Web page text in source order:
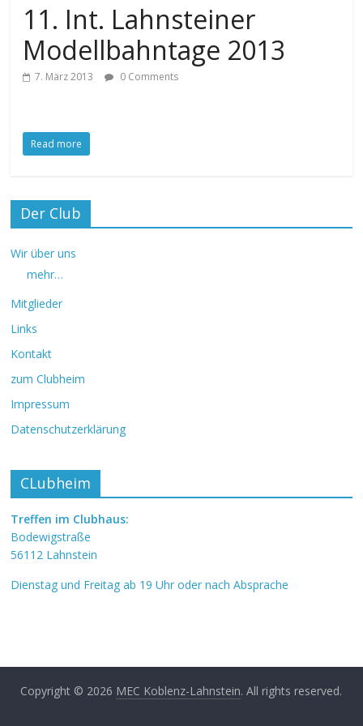
11. Int. Lahnsteiner
Modellbahntage 2013
7. März 2013 0 Comments
Read more
Der Club
Wir über uns
mehr…
Mitglieder
Links
Kontakt
zum Clubheim
Impressum
Datenschutzerklärung
CLubheim
Treffen im Clubhaus:
Bodewigstraße
56112 Lahnstein
Dienstag und Freitag ab 19 Uhr oder nach Absprache
Copyright © 2026 MEC Koblenz-Lahnstein. All rights reserved.